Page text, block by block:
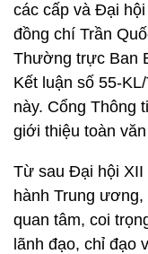
các cấp và Đại
đồng chí Trần
Thường trực Ban
Kết luận số 55-
này. Cổng Thông
giới thiệu toàn
Từ sau Đại hội XII
hành Trung
quan tâm, coi
lãnh đạo, chỉ đạo